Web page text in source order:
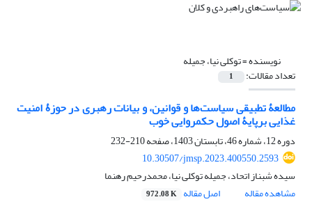
نویسنده =توکلی نیا، جمیله
تعداد مقالات: 1
مطالعۀ تطبیقی سیاست‌ها و قوانین، و بیانات رهبری در حوزۀ امنیت
غذایی برپایۀ اصول حکمروایی خوب
دوره 12، شماره 46، تابستان 1403، صفحه
210-232
10.30507/jmsp.2023.400550.2593
سیده شبناز اتحاد، جمیله توکلی نیا، محمدرحیم رهنما
مشاهده مقاله
اصل مقاله 972.08 K